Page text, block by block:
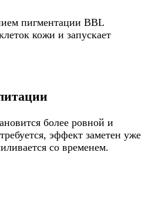
пигментации BBL
кожи и запускает
более ровной и
эффект заметен уже
со временем.